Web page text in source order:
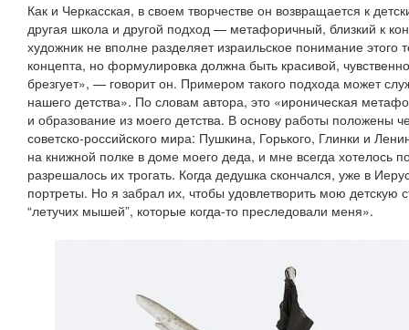
Как и Черкасская, в своем творчестве он возвращается к
другая школа и другой подход — метафоричный, близкий к
художник не вполне разделяет израильское понимание этого
концепта, но формулировка должна быть красивой,
брезгует», — говорит он. Примером такого подхода может
нашего детства». По словам автора, это «ироническая
и образование из моего детства. В основу работы положены
советско‑российского мира: Пушкина, Горького, Глинки и
на книжной полке в доме моего деда, и мне всегда хотелось
разрешалось их трогать. Когда дедушка скончался, уже в
портреты. Но я забрал их, чтобы удовлетворить мою детскую
“летучих мышей”, которые когда‑то преследовали меня».